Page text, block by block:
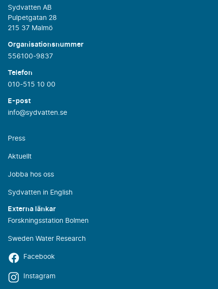
Sydvatten AB
Pulpetgatan 28
215 37 Malmö
Organisationsnummer
556100-9837
Telefon
010-515 10 00
E-post
info@sydvatten.se
Press
Aktuellt
Jobba hos oss
Sydvatten in English
Externa länkar
Forskningsstation Bolmen
Sweden Water Research
Facebook
Instagram